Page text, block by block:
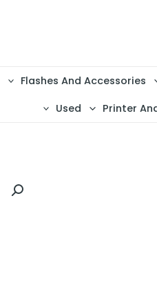
Flashes And Accessories
Printer
Used